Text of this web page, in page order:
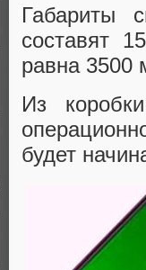
Габариты
составят
равна 3500
Из
будет